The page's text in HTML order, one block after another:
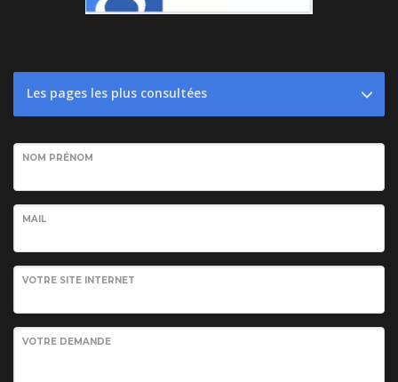
Les pages les plus consultées
NOM PRÉNOM
MAIL
VOTRE SITE INTERNET
VOTRE DEMANDE